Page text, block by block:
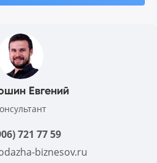
Евгений
721 77 59
biznesov.ru